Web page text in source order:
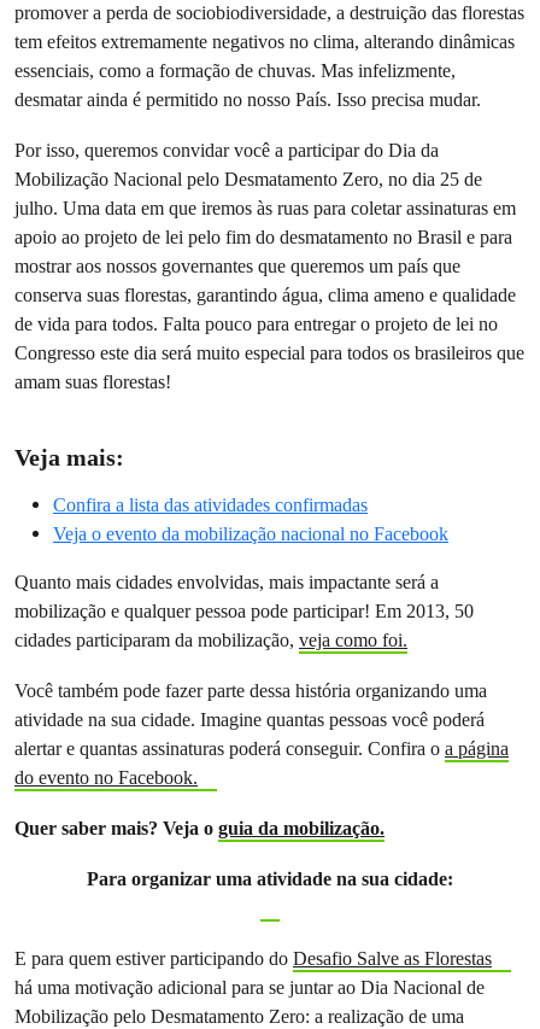
promover a perda de sociobiodiversidade, a destruição das florestas
tem efeitos extremamente negativos no clima, alterando dinâmicas
essenciais, como a formação de chuvas. Mas infelizmente,
desmatar ainda é permitido no nosso País. Isso precisa mudar.
Por isso, queremos convidar você a participar do Dia da
Mobilização Nacional pelo Desmatamento Zero, no dia 25 de
julho. Uma data em que iremos às ruas para coletar assinaturas em
apoio ao projeto de lei pelo fim do desmatamento no Brasil e para
mostrar aos nossos governantes que queremos um país que
conserva suas florestas, garantindo água, clima ameno e qualidade
de vida para todos. Falta pouco para entregar o projeto de lei no
Congresso este dia será muito especial para todos os brasileiros que
amam suas florestas!
Veja mais:
Confira a lista das atividades confirmadas
Veja o evento da mobilização nacional no Facebook
Quanto mais cidades envolvidas, mais impactante será a
mobilização e qualquer pessoa pode participar! Em 2013, 50
cidades participaram da mobilização, veja como foi.
Você também pode fazer parte dessa história organizando uma
atividade na sua cidade. Imagine quantas pessoas você poderá
alertar e quantas assinaturas poderá conseguir. Confira o a página
do evento no Facebook.
Quer saber mais? Veja o guia da mobilização.
Para organizar uma atividade na sua cidade:
E para quem estiver participando do Desafio Salve as Florestas
há uma motivação adicional para se juntar ao Dia Nacional de
Mobilização pelo Desmatamento Zero: a realização de uma